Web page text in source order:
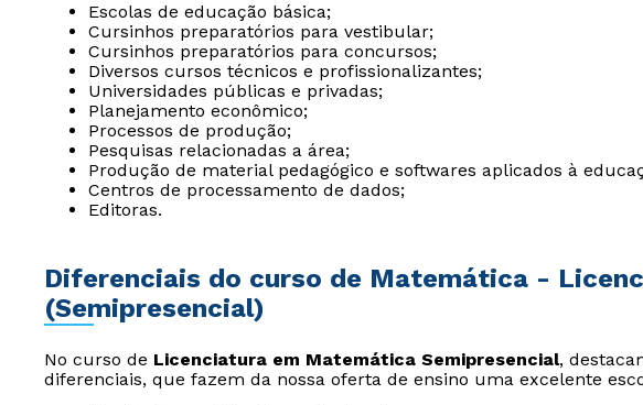
Escolas de educação básica;
Cursinhos preparatórios para vestibular;
Cursinhos preparatórios para concursos;
Diversos cursos técnicos e profissionalizantes;
Universidades públicas e privadas;
Planejamento econômico;
Processos de produção;
Pesquisas relacionadas a área;
Produção de material pedagógico e softwares aplicados à
Centros de processamento de dados;
Editoras.
Diferenciais do curso de Matemática -
(Semipresencial)
No curso de Licenciatura em Matemática Semipresencial,
diferenciais, que fazem da nossa oferta de ensino uma excelente
Estou de
autorizo que
Estou de
autorizo que